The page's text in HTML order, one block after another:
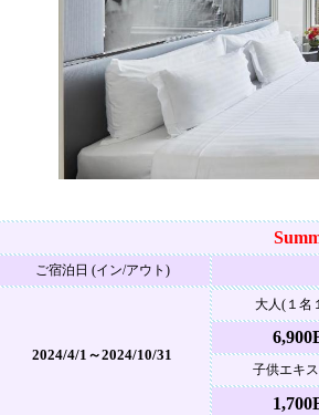
ご宿泊日 (イン/アウト)
2024/4/1～2024/10/31
大人(１名
子供エキ